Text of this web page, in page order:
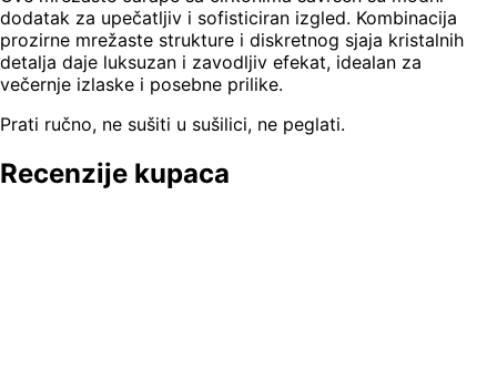
dodatak za upečatljiv i sofisticiran izgled. Kombinacija
prozirne mrežaste strukture i diskretnog sjaja kristalnih
detalja daje luksuzan i zavodljiv efekat, idealan za
večernje izlaske i posebne prilike.
Prati ručno, ne sušiti u sušilici, ne peglati.
Recenzije kupaca